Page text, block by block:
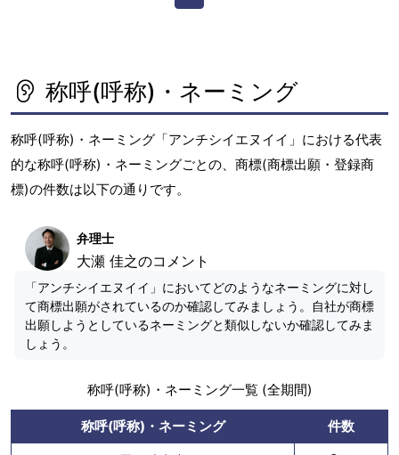
称呼(呼称)・ネーミング
称呼(呼称)・ネーミング「アンチシイエヌイイ」における代表
的な称呼(呼称)・ネーミングごとの、商標(商標出願・登録商
標)の件数は以下の通りです。
弁理士
大瀬 佳之のコメント
「アンチシイエヌイイ」においてどのようなネーミングに対し
て商標出願がされているのか確認してみましょう。自社が商標
出願しようとしているネーミングと類似しないか確認してみま
しょう。
称呼(呼称)・ネーミング一覧 (全期間)
称呼(呼称)・ネーミング
件数